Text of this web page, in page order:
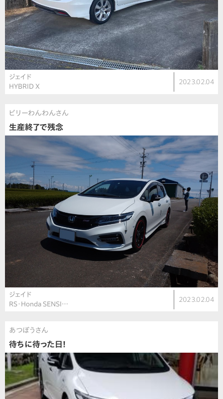
ジェイド
HYBRID X
2023.02.04
ビリーわんわんさん
生産終了で残念
ジェイド
RS・Honda SENSI…
2023.02.04
あつぼうさん
待ちに待った日！